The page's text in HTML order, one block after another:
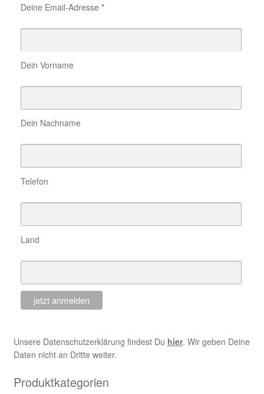
Deine Email-Adresse *
Dein Vorname
Dein Nachname
Telefon
Land
Unsere Datenschutzerklärung findest Du hier. Wir geben Deine
Daten nicht an Dritte weiter.
Produktkategorien